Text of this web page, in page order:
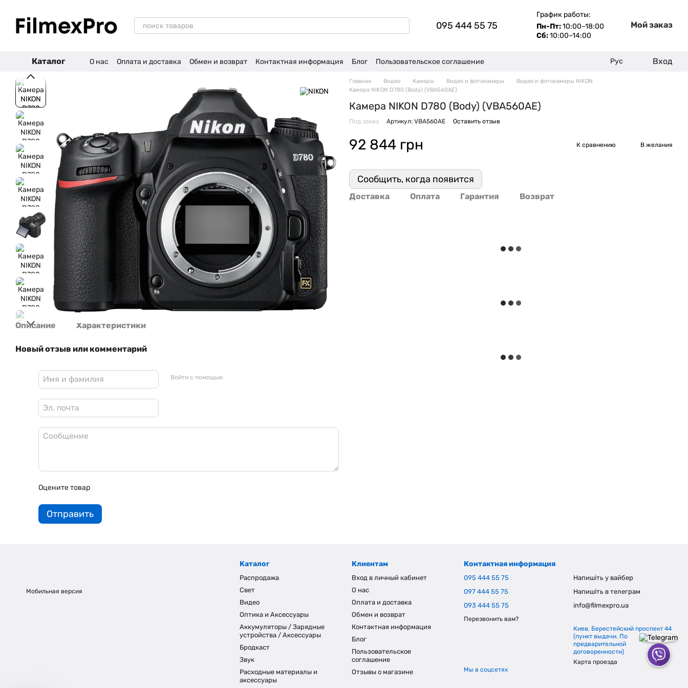
095 444 55 75
График работы:
Пн-Пт:10:00–18:00
Сб:10:00–14:00
Мой заказ
Каталог О нас Оплата и доставка Обмен и возврат Контактная информация Блог
Пользовательское соглашение
Рус Вход
Описание Характеристики
Новый отзыв или комментарий
Войти с помощью
Оцените товар
Отправить
Главная Видео Камеры Видео и фотокамеры
Видео и фотокамеры NIKON
Камера NIKON D780 (Body) (VBA560AE)
Камера NIKON D780 (Body) (VBA560AE)
Под заказ Артикул: VBA560AE Оставить отзыв
92 844 грн К сравнению В желания
Сообщить, когда появится
Доставка Оплата Гарантия Возврат
Мобильная версия
Каталог
Распродажа
Свет
Видео
Оптика и Аксессуары
Аккумуляторы / Зарядные
устройства / Аксессуары
Бродкаст
Звук
Расходные материалы и
аксессуары
Клиентам
Вход в личный кабинет
О нас
Оплата и доставка
Обмен и возврат
Контактная информация
Блог
Пользовательское
соглашение
Отзывы о магазине
Контактная информация
095 444 55 75
097 444 55 75
093 444 55 75
Перезвонить вам?
Напишіть у вайбер
Напишіть в телеграм
info@filmexpro.ua
Киев, Берестейский проспект 44
(пункт выдачи. По
предварительной
договоренности)
Карта проезда
Мы в соцсетях